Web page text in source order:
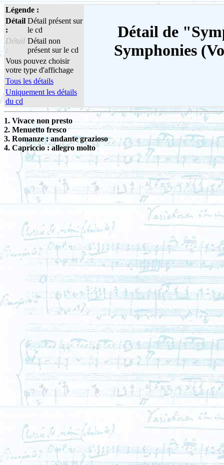
Légende :
Détail de
Symphonies
Détail
:
Détail présent sur
le cd
Détail
:
Détail non
présent sur le cd
Vous pouvez choisir
votre type d'affichage
Tous les détails
Uniquement les détails
du cd
1. Vivace non presto
2. Menuetto fresco
3. Romanze : andante grazioso
4. Capriccio : allegro molto